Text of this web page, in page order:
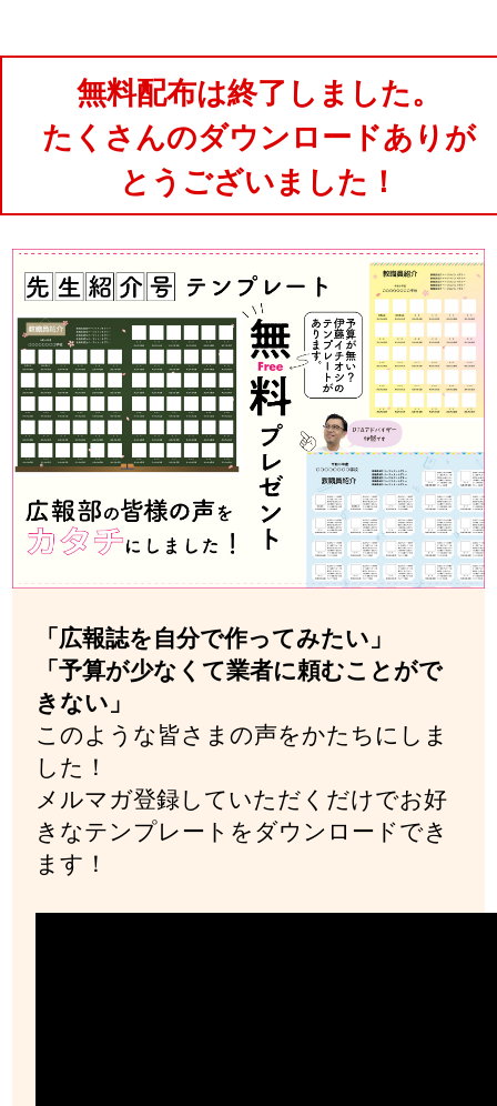
無料配布は終了しました。
たくさんのダウンロードありが
とうございました！
「広報誌を自分で作ってみたい」
「予算が少なくて業者に頼むことがで
きない」
このような皆さまの声をかたちにしま
した！
メルマガ登録していただくだけでお好
きなテンプレートをダウンロードでき
ます！